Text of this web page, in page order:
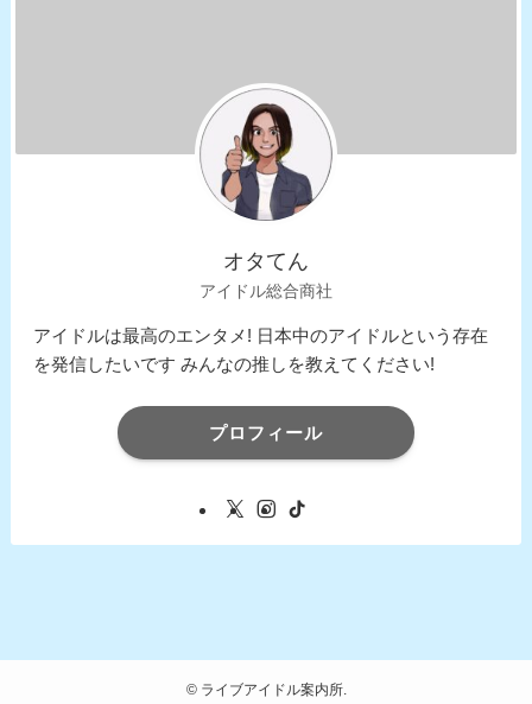
オタてん
アイドル総合商社
アイドルは最高のエンタメ! 日本中のアイドルという存在
を発信したいです みんなの推しを教えてください!
プロフィール
©ライブアイドル案内所.